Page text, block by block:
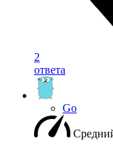
2
ответа
Go